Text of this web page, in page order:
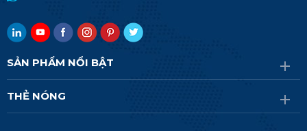
SẢN PHẨM NỔI BẬT
THẺ NÓNG